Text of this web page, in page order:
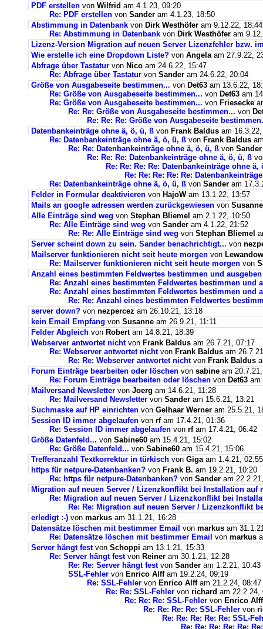
PDF erstellen von Wilfrid am 4.1.23, 09:20
Re: PDF erstellen von Sander am 4.1.23, 18:50
Abstimmung in Datenbank von Dirk Westhöfer am 9.12.22, 18:44
Re: Abstimmung in Datenbank von Dirk Westhöfer am
Lizenz-Version Migration auf neuen Server Lizenzfehler bzw.
Wie erstelle ich eine Dropdown Liste? von Angela am 27.9.22,
Abfrage über Tastatur von Nico am 24.6.22, 15:47
Re: Abfrage über Tastatur von Sander am 24.6.22, 20:04
Größe von Ausgabeseite bestimmen... von Det63 am 13.6.22,
Re: Größe von Ausgabeseite bestimmen... von Det63 am
Re: Größe von Ausgabeseite bestimmen... von Friesecke
Re: Re: Größe von Ausgabeseite bestimmen... von
Re: Re: Re: Größe von Ausgabeseite
Datenbankeinträge ohne ä, ö, ü, ß von Frank Baldus am
Re: Datenbankeinträge ohne ä, ö, ü, ß von Frank Baldus
Re: Re: Datenbankeinträge ohne ä, ö, ü, ß von Sander
Re: Re: Re: Datenbankeinträge ohne ä, ö, ü, ß
Re: Re: Re: Re: Datenbankeinträge ohne ä,
Re: Re: Re: Re: Re:
Re: Datenbankeinträge ohne ä, ö, ü, ß von Sander am
Felder in Formular deaktivieren von HajoWam 13.1.22, 13:57
Mails an google adressen werden zurückgewiesen von Susanne
Alle Einträge sind weg von Stephan Bliemel am 2.1.22, 10:50
Re: Alle Einträge sind weg von Sander am 4.1.22, 21:52
Re: Re: Alle Einträge sind weg von Stephan Bliemel
Server scheint down zu sein. Sander benachrichtigt... von
Mailserver funktionieren nicht seit heute morgen von
Re: Mailserver funktionieren nicht seit heute morgen von
Anzahl eines bestimmten Feldwertes bestimmen und ausgeben
Re: Anzahl eines bestimmten Feldwertes bestimmen und
Re: Anzahl eines bestimmten Feldwertes bestimmen und
Re: Re: Anzahl eines bestimmten Feldwertes
server down? von nezpercez am 26.10.21, 13:18
kein Email Empfang von Susanne am 26.9.21, 11:11
Felder Abgleich von Robertam 14.8.21, 18:39
Webserver antwortet nichtvon Frank Baldus am 26.7.21, 07:17
Re: Webserver antwortet nichtvon Frank Baldus am
Re: Re: Webserver antwortet nichtvon Frank Baldus
Forum Einträge bearbeiten oder löschen von sabine am
Re: Forum Einträge bearbeiten oder löschen von Det63 am
Mailversand Newsletter von Joerg am 14.6.21, 11:28
Re: Mailversand Newsletter von Sander am 15.6.21, 13:21
Suchmaske auf HP einrichten von Gelhaar Werner am 25.5.21,
Session ID immer abgelaufen von rfam 17.4.21, 01:36
Re: Session ID immer abgelaufen von rfam 17.4.21, 06:42
Größe Datenfeld... von Sabine60 am 15.4.21, 15:02
Re: Größe Datenfeld... von Sabine60 am 15.4.21, 15:06
Trefferanzahl Textkorrektur in türkisch von Gigaam 1.4.21, 02:55
https für netpure-Datenbanken? von Frank B. am 19.2.21, 10:20
Re: https für netpure-Datenbanken? von Sander am
Migration auf neuen Server / Lizenzkonflikt bei Installation auf
Re: Migration auf neuen Server / Lizenzkonflikt bei
Re: Re: Migration auf neuen Server / Lizenzkonflikt
erledigt :-) von markus am 31.1.21, 16:28
Datensätze löschen mit bestimmer Email von markus am
Re: Datensätze löschen mit bestimmer Email von markus
Server hängt festvon Schoppi am 13.1.21, 15:33
Re: Server hängt festvon Reiner am 30.1.21, 12:28
Re: Re: Server hängt festvon Sander am 1.2.21, 10:43
SSL-Fehler von Enrico Alffam 19.2.24, 09:19
Re: SSL-Fehler von Enrico Alffam 21.2.24, 08:47
Re: Re: SSL-Fehler von richard am 22.2.24,
Re: Re: Re: SSL-Fehler von Enrico Alff
Re: Re: Re: Re: SSL-Fehler von
Re: Re: Re: Re: Re: SSL-
Re: Re: Re: Re: Re: